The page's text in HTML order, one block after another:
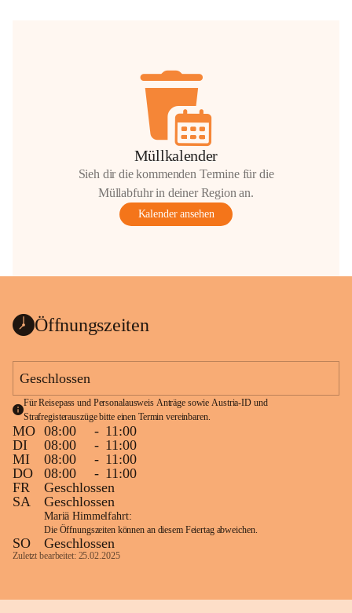
Müllkalender
Sieh dir die kommenden Termine für die
Müllabfuhr in deiner Region an.
Kalender ansehen
Öffnungszeiten
Geschlossen
Für Reisepass und Personalausweis Anträge sowie Austria-ID und
Strafregisterauszüge bitte einen Termin vereinbaren.
MO 08:00 - 11:00
DI
08:00 - 11:00
MI
08:00 - 11:00
DO
08:00 - 11:00
FR
Geschlossen
SA
Geschlossen
Mariä Himmelfahrt:
Die Öffnungszeiten können an diesem Feiertag abweichen.
SO Geschlossen
Zuletzt bearbeitet: 25.02.2025